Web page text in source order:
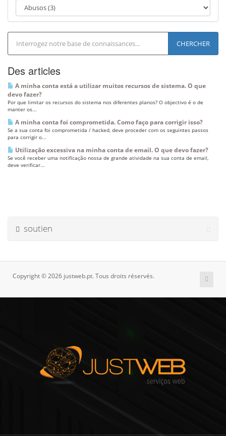
a
v
i
g
a
Des articles
A minha conta está a utilizar muitos recursos de sistema. O que
devo fazer?
Por que limitar os recursos do sistema nos diferentes planos? O objectivo é o de
manter os...
A minha conta foi comprometida. Como faço para corrigir isso?
Se a sua conta foi comprometida / hacked, deve proceder com os seguintes passos
para corrigir o...
Utilização excessiva na minha conta de email. O que devo fazer?
Se você receber uma notificação nossa de grande atividade na sua conta de email,
deve verificar...
soutien
Copyright © 2026 justweb.pt. Tous droits réservés.